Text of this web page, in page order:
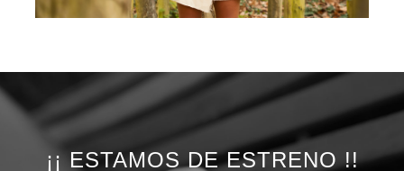
¡¡ ESTAMOS DE ESTRENO !!